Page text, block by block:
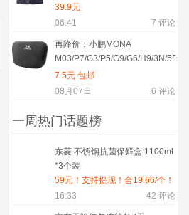
39.9元
06:41
7 评论
再降价：小鹏MONA
M03/P7/G3/P5/G9/G6/H9/3N/5BETA
版 麂皮绒尊贵黑头枕
7.5元 包邮
08月07日
6 评论
一周热门话题榜
东菱 不锈钢抗菌保鲜盒 1100ml
*3个装
59元！支持提现！合19.66/个！
16:33
42 评论